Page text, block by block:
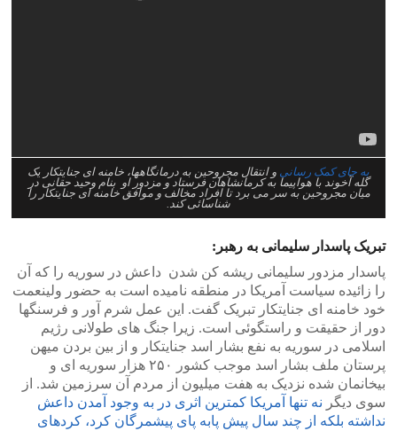
به جای کمک رسانی و انتقال مجروحین به درمانگاهها، خامنه ای جنایتکار یک
گله آخوند با هواپیما به کرمانشاهان فرستاد و مزدور او بنام وحید حقانی در
میان مجروحین به سر می برد تا افراد مخالف و موافق خامنه ای جنایتکار را
شناسائی کند.
تبریک پاسدار سلیمانی به رهبر:
پاسدار مزدور سلیمانی ریشه کن شدن داعش در سوریه را که آن
را زائیده سیاست آمریکا در منطقه نامیده است به حضور ولینعمت
خود خامنه ای جنایتکار تبریک گفت. این عمل شرم آور و فرسنگها
دور از حقیقت و راستگوئی است. زیرا جنگ های طولانی رژیم
اسلامی در سوریه به نفع بشار اسد جنایتکار و از بین بردن میهن
پرستان ملف بشار اسد موجب کشور ۲۵۰ هزار سوریه ای و
بیخانمان شده نزدیک به هفت میلیون از مردم آن سرزمین شد. از
سوی دیگر نه تنها آمریکا کمترین اثری در به وجود آمدن داعش
نداشته بلکه از چند سال پیش پابه پای پیشمرگان کرد، کردهای